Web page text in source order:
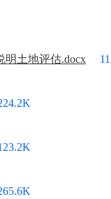
明土地评估.docx